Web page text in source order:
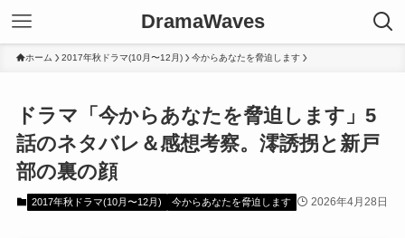
DramaWaves
ホーム 2017年秋ドラマ(10月〜12月) 今からあなたを脅迫します
ドラマ「今からあなたを脅迫します」5
話のネタバレ＆感想考察。澪誘拐と新戸
部の裏の顔
2017年秋ドラマ(10月〜12月) 今からあなたを脅迫します 2026年4月28日